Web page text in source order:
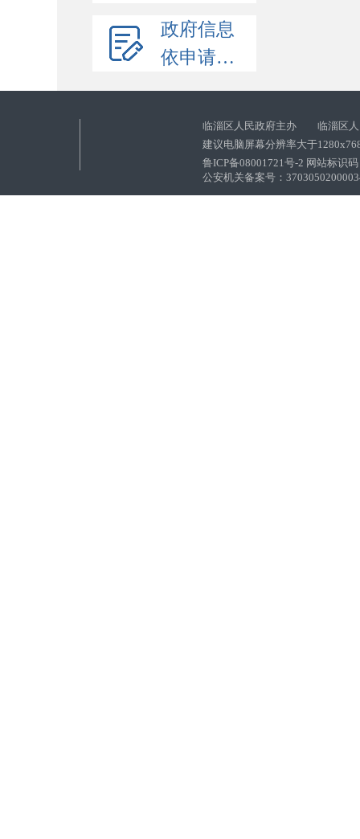
政府信息
依申请公开
临淄区人民政府主办 临淄区人
建议电脑屏幕分辨率大于
鲁ICP备08001721号-2 网站标识
公安机关备案号：